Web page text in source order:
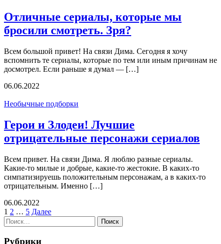
Отличные сериалы, которые мы
бросили смотреть. Зря?
Всем большой привет! На связи Дима. Сегодня я хочу
вспомнить те сериалы, которые по тем или иным причинам не
досмотрел. Если раньше я думал — […]
06.06.2022
Необычные подборки
Герои и Злодеи! Лучшие
отрицательные персонажи сериалов
Всем привет. На связи Дима. Я люблю разные сериалы.
Какие-то милые и добрые, какие-то жестокие. В каких-то
симпатизируешь положительным персонажам, а в каких-то
отрицательным. Именно […]
06.06.2022
Пагинация
записей
1 2 … 5 Далее
Найти:
Рубрики